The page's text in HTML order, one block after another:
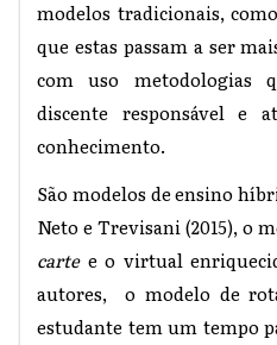
modelos tradicionais,
que estas passam a ser
com uso metodologias
discente responsável e
conhecimento.
São modelos de ensino
Neto e Trevisani (2015), o
cartee o virtual
autores, o modelo de
estudante tem um tempo